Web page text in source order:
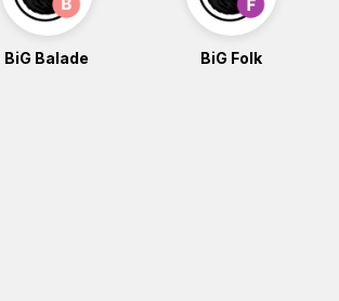
BiG Balade BiG Folk